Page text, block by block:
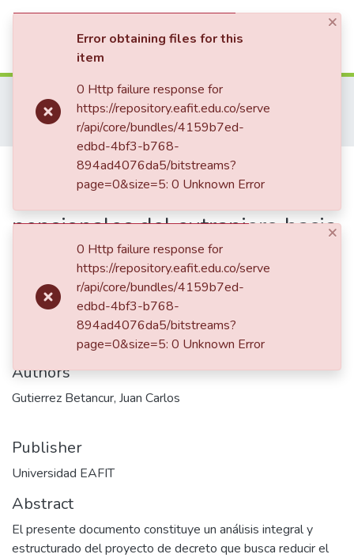
Communities & Collections
All of DSpace
Investigación
Valor Público EAFIT
Análisis de la repatriación de inversiones pensionales del extranjero hacia Colombia
Publication:Análisis de la
repatriación de inversiones
pensionales del extranjero hacia
Colombia
Date
Authors
Gutierrez Betancur, Juan Carlos
Publisher
Universidad EAFIT
Abstract
El presente documento constituye un análisis integral y
estructurado del proyecto de decreto que busca reducir el
×
Error obtaining files for this
item
0 Http failure response for
https://repository.eafit.edu.co/serve
r/api/core/bundles/4159b7ed-
edbd-4bf3-b768-
894ad4076da5/bitstreams?
page=0&size=5: 0 Unknown Error
×
0 Http failure response for
https://repository.eafit.edu.co/serve
r/api/core/bundles/4159b7ed-
edbd-4bf3-b768-
894ad4076da5/bitstreams?
page=0&size=5: 0 Unknown Error